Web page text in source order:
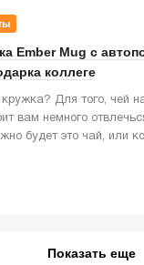
Ember Mug с
коллеге
Для того, чей
вам немного
будет это чай, или
Показать еще